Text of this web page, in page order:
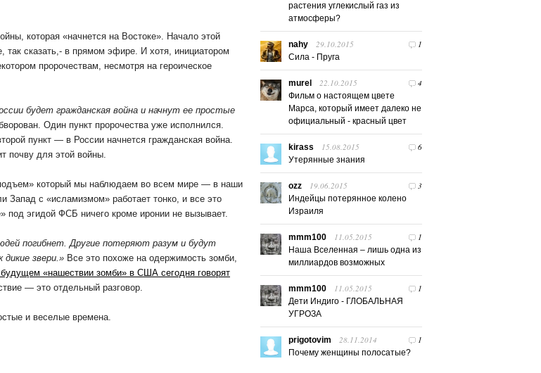
которая «начнется на Востоке». Начало этой
сказать,- в прямом эфире. И хотя, инициатором
пророчествам, несмотря на героическое
будет гражданская война и начнут ее простые
Один пункт пророчества уже исполнился.
пункт — в России начнется гражданская война.
почву для этой войны.
который мы наблюдаем во всем мире — в наши
Запад с «исламизмом» работает тонко, и все это
под эгидой ФСБ ничего кроме иронии не вызывает.
погибнет. Другие потеряют разум и будут
дикие звери.» Все это похоже на одержимость зомби,
«нашествии зомби» в США сегодня говорят
— это отдельный разговор.
и веселые времена.
растения углекислый газ из
атмосферы?
1
nahy 29.10.2015
Сила - Пруга
4
murel 22.10.2015
Фильм о настоящем цвете
Марса, который имеет далеко не
официальный - красный цвет
6
kirass 15.08.2015
Утерянные знания
3
ozz 19.06.2015
Индейцы потерянное колено
Израиля
1
mmm100 11.05.2015
Наша Вселенная – лишь одна из
миллиардов возможных
1
mmm100 11.05.2015
Дети Индиго - ГЛОБАЛЬНАЯ
УГРОЗА
1
prigotovim 28.11.2014
Почему женщины полосатые?